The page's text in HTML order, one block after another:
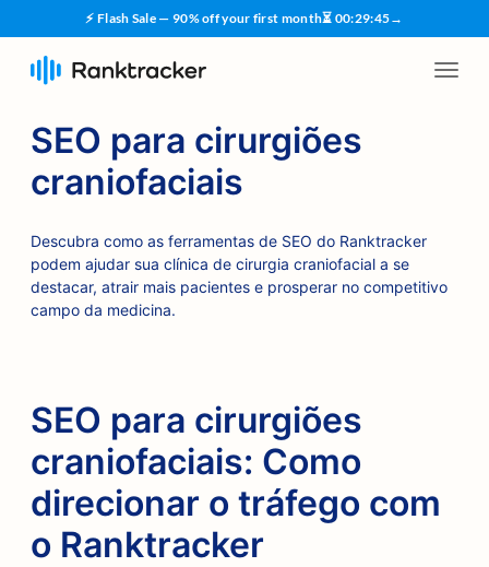
⚡ Flash Sale — 90% off your first month⏳ 00:29:44→
SEO para cirurgiões
craniofaciais
Descubra como as ferramentas de SEO do Ranktracker
podem ajudar sua clínica de cirurgia craniofacial a se
destacar, atrair mais pacientes e prosperar no competitivo
campo da medicina.
SEO para cirurgiões
craniofaciais: Como
direcionar o tráfego com
o Ranktracker